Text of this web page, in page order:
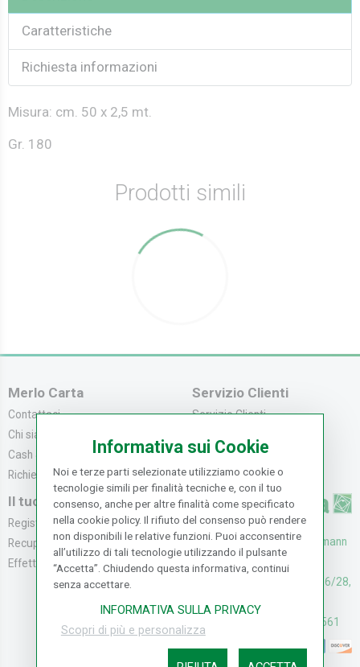
Caratteristiche
Richiesta informazioni
Misura: cm. 50 x 2,5 mt.
Gr. 180
Prodotti simili
Merlo Carta
Contattaci
Chi siamo
Cash & Carry
Richiedi catalogo
Servizio Clienti
Servizio Clienti
Modalità di Spediz...
Resi e Recessi
Il tuo Account
Registrati
Recupera la Passwo...
Effettua un Reso
UFFICI: V. Senna 44/46, Osmann
oro Sesto F.no (FI)
CASH & CARRY: V. Senna 26/28,
Assistenza: (+39) 055374561
Informativa sui Cookie
Noi e terze parti selezionate utilizziamo cookie o
tecnologie simili per finalità tecniche e, con il tuo
consenso, anche per altre finalità come specificato
nella cookie policy. Il rifiuto del consenso può rendere
non disponibili le relative funzioni. Puoi acconsentire
all’utilizzo di tali tecnologie utilizzando il pulsante
“Accetta”. Chiudendo questa informativa, continui
senza accettare.
INFORMATIVA SULLA PRIVACY
Scopri di più e personalizza